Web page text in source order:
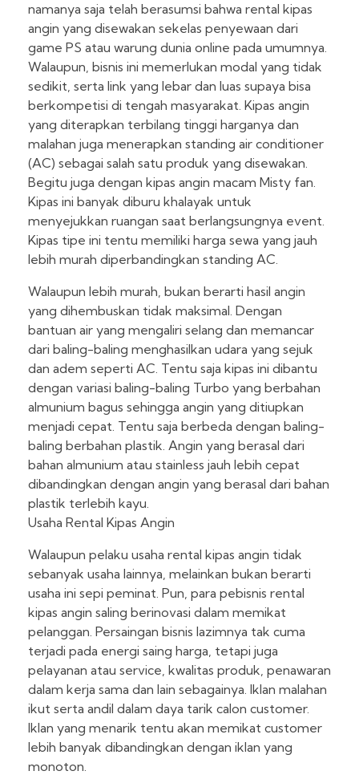
namanya saja telah berasumsi bahwa rental kipas
angin yang disewakan sekelas penyewaan dari
game PS atau warung dunia online pada umumnya.
Walaupun, bisnis ini memerlukan modal yang tidak
sedikit, serta link yang lebar dan luas supaya bisa
berkompetisi di tengah masyarakat. Kipas angin
yang diterapkan terbilang tinggi harganya dan
malahan juga menerapkan standing air conditioner
(AC) sebagai salah satu produk yang disewakan.
Begitu juga dengan kipas angin macam Misty fan.
Kipas ini banyak diburu khalayak untuk
menyejukkan ruangan saat berlangsungnya event.
Kipas tipe ini tentu memiliki harga sewa yang jauh
lebih murah diperbandingkan standing AC.
Walaupun lebih murah, bukan berarti hasil angin
yang dihembuskan tidak maksimal. Dengan
bantuan air yang mengaliri selang dan memancar
dari baling-baling menghasilkan udara yang sejuk
dan adem seperti AC. Tentu saja kipas ini dibantu
dengan variasi baling-baling Turbo yang berbahan
almunium bagus sehingga angin yang ditiupkan
menjadi cepat. Tentu saja berbeda dengan baling-
baling berbahan plastik. Angin yang berasal dari
bahan almunium atau stainless jauh lebih cepat
dibandingkan dengan angin yang berasal dari bahan
plastik terlebih kayu.
Usaha Rental Kipas Angin
Walaupun pelaku usaha rental kipas angin tidak
sebanyak usaha lainnya, melainkan bukan berarti
usaha ini sepi peminat. Pun, para pebisnis rental
kipas angin saling berinovasi dalam memikat
pelanggan. Persaingan bisnis lazimnya tak cuma
terjadi pada energi saing harga, tetapi juga
pelayanan atau service, kwalitas produk, penawaran
dalam kerja sama dan lain sebagainya. Iklan malahan
ikut serta andil dalam daya tarik calon customer.
Iklan yang menarik tentu akan memikat customer
lebih banyak dibandingkan dengan iklan yang
monoton.